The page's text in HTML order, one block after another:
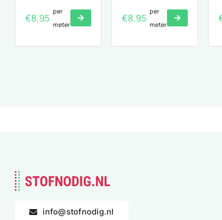
€8,95
per
meter
€8,95
per
meter
info@stofnodig.nl